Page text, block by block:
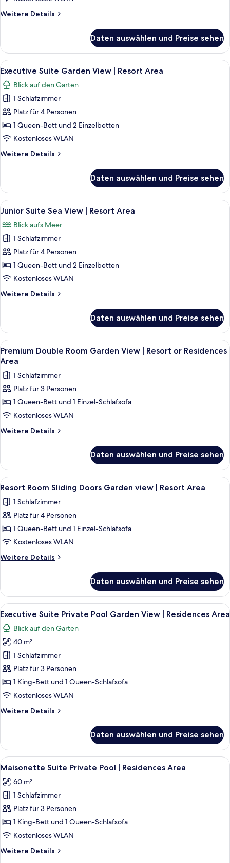
anzeigen
Weitere Details
Weitere
Suite
Resort
Daten auswählen und Preise sehen
Alle
Fotos
für
Executive
Suite
Garden
View
Resort
Zimmersafe, Schreibtisch,
7
Executive Suite Garden View | Resort Area
Blick auf den Garten
1 Schlafzimmer
Platz für 4 Personen
1 Queen-Bett und 2 Einzelbetten
Kostenloses WLAN
Weitere Details
Weitere
Suite
Garden
View
Resort
Area
Daten auswählen und Preise sehen
Alle
Fotos
für
Junior
Suite
Sea
View
Resort
Junior Suite Sea View | Resort Area
9
Junior Suite Sea View | Resort Area
Blick aufs Meer
1 Schlafzimmer
Platz für 4 Personen
1 Queen-Bett und 2 Einzelbetten
Kostenloses WLAN
Weitere Details
Weitere
Suite
Sea
View
Area
Daten auswählen und Preise sehen
Alle
Fotos
für
Premium
Double
Room
Garden
View
or
Residences
Area
anzeigen
Premium Double Room Garden
14
Premium Double Room Garden View | Resort or Residences
Area
1 Schlafzimmer
Platz für 3 Personen
1 Queen-Bett und 1 Einzel-Schlafsofa
Kostenloses WLAN
Weitere Details
Weitere
Double
Room
Garden
Resort
Residences
Area
Daten auswählen und Preise sehen
Alle
Fotos
für
Resort
Room
Sliding
Doors
Garden
|
Resort
Area
anzeigen
Resort Room Sliding Doors Garden
6
Resort Room Sliding Doors Garden view | Resort Area
1 Schlafzimmer
Platz für 4 Personen
1 Queen-Bett und 1 Einzel-Schlafsofa
Kostenloses WLAN
Weitere Details
Weitere
Room
Sliding
Doors
view
Resort
Area
Daten auswählen und Preise sehen
Alle
Fotos
für
Executive
Suite
Private
Pool
Garden
|
anzeigen
13
Executive Suite Private Pool Garden View | Residences Area
Blick auf den Garten
40 m²
1 Schlafzimmer
Platz für 3 Personen
1 King-Bett und 1 Queen-Schlafsofa
Kostenloses WLAN
Weitere Details
Weitere
Suite
Private
Pool
View
Area
Daten auswählen und Preise sehen
Alle
Fotos
für
Maisonette
Suite
Private
Pool
Residences
Maisonette Suite Private Pool |
13
Maisonette Suite Private Pool | Residences Area
60 m²
1 Schlafzimmer
Platz für 3 Personen
1 King-Bett und 1 Queen-Schlafsofa
Kostenloses WLAN
Weitere Details
Weitere